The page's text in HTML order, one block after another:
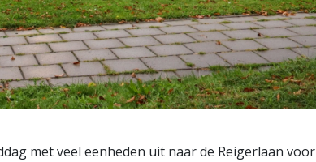
met veel eenheden uit naar de Reigerlaan voor